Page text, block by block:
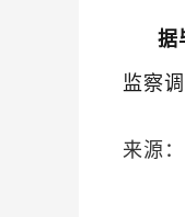
据
监察调
来源